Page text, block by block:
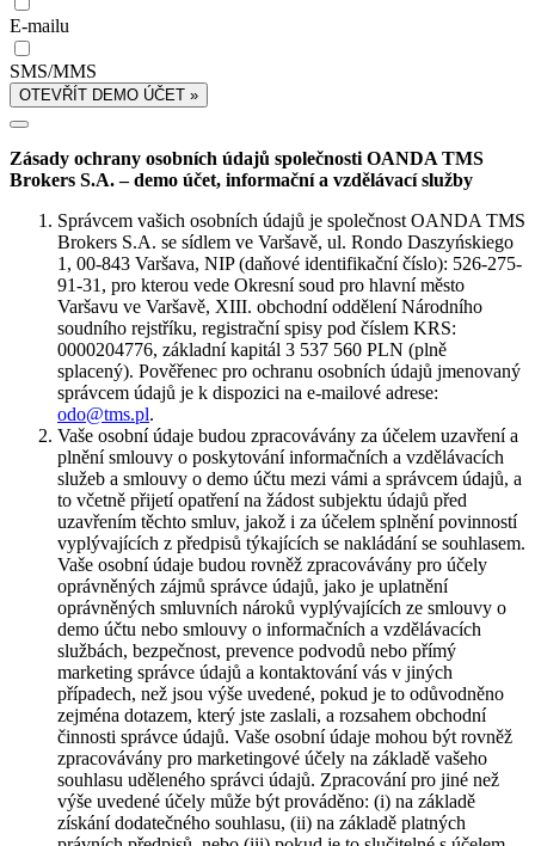
E-mailu
SMS/MMS
OTEVŘÍT DEMO ÚČET »
Zásady ochrany osobních údajů společnosti OANDA TMS
Brokers S.A. – demo účet, informační a vzdělávací služby
Správcem vašich osobních údajů je společnost OANDA TMS
Brokers S.A. se sídlem ve Varšavě, ul. Rondo Daszyńskiego
1, 00-843 Varšava, NIP (daňové identifikační číslo): 526-275-
91-31, pro kterou vede Okresní soud pro hlavní město
Varšavu ve Varšavě, XIII. obchodní oddělení Národního
soudního rejstříku, registrační spisy pod číslem KRS:
0000204776, základní kapitál 3 537 560 PLN (plně
splacený). Pověřenec pro ochranu osobních údajů jmenovaný
správcem údajů je k dispozici na e-mailové adrese:
odo@tms.pl.
Vaše osobní údaje budou zpracovávány za účelem uzavření a
plnění smlouvy o poskytování informačních a vzdělávacích
služeb a smlouvy o demo účtu mezi vámi a správcem údajů, a
to včetně přijetí opatření na žádost subjektu údajů před
uzavřením těchto smluv, jakož i za účelem splnění povinností
vyplývajících z předpisů týkajících se nakládání se souhlasem.
Vaše osobní údaje budou rovněž zpracovávány pro účely
oprávněných zájmů správce údajů, jako je uplatnění
oprávněných smluvních nároků vyplývajících ze smlouvy o
demo účtu nebo smlouvy o informačních a vzdělávacích
službách, bezpečnost, prevence podvodů nebo přímý
marketing správce údajů a kontaktování vás v jiných
případech, než jsou výše uvedené, pokud je to odůvodněno
zejména dotazem, který jste zaslali, a rozsahem obchodní
činnosti správce údajů. Vaše osobní údaje mohou být rovněž
zpracovávány pro marketingové účely na základě vašeho
souhlasu uděleného správci údajů. Zpracování pro jiné než
výše uvedené účely může být prováděno: (i) na základě
získání dodatečného souhlasu, (ii) na základě platných